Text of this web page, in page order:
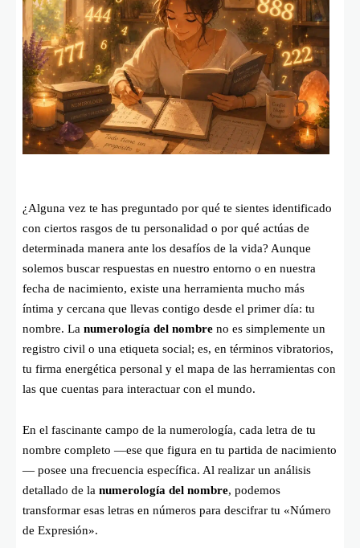
¿Alguna vez te has preguntado por qué te sientes identificado
con ciertos rasgos de tu personalidad o por qué actúas de
determinada manera ante los desafíos de la vida? Aunque
solemos buscar respuestas en nuestro entorno o en nuestra
fecha de nacimiento, existe una herramienta mucho más
íntima y cercana que llevas contigo desde el primer día: tu
nombre. La numerología del nombre no es simplemente un
registro civil o una etiqueta social; es, en términos vibratorios,
tu firma energética personal y el mapa de las herramientas con
las que cuentas para interactuar con el mundo.
En el fascinante campo de la numerología, cada letra de tu
nombre completo —ese que figura en tu partida de nacimiento
— posee una frecuencia específica. Al realizar un análisis
detallado de la numerología del nombre, podemos
transformar esas letras en números para descifrar tu «Número
de Expresión».